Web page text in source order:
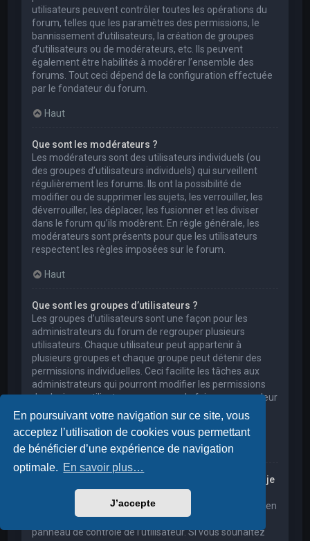
En poursuivant votre navigation sur ce site, vous
acceptez l’utilisation de cookies vous permettant
de bénéficier d’une expérience de navigation
optimale. En savoir plus…
J’accepte
utilisateurs peuvent contrôler toutes les opérations du
forum, telles que les paramètres des permissions, le
bannissement d’utilisateurs, la création de groupes
d’utilisateurs ou de modérateurs, etc. Ils peuvent
également être habilités à modérer l’ensemble des
forums. Tout ceci dépend de la configuration effectuée
par le fondateur du forum.
Haut
Que sont les modérateurs ?
Les modérateurs sont des utilisateurs individuels (ou
des groupes d’utilisateurs individuels) qui surveillent
régulièrement les forums. Ils ont la possibilité de
modifier ou de supprimer les sujets, les verrouiller, les
déverrouiller, les déplacer, les fusionner et les diviser
dans le forum qu’ils modèrent. En règle générale, les
modérateurs sont présents pour que les utilisateurs
respectent les règles imposées sur le forum.
Haut
Que sont les groupes d’utilisateurs ?
Les groupes d’utilisateurs sont une façon pour les
administrateurs du forum de regrouper plusieurs
utilisateurs. Chaque utilisateur peut appartenir à
plusieurs groupes et chaque groupe peut détenir des
permissions individuelles. Ceci facilite les tâches aux
administrateurs qui pourront modifier les permissions
de plusieurs utilisateurs en une seule fois, ou encore leur
accorder des pouvoirs de modération, ou bien leur
donner accès à un forum privé.
Haut
Où sont les groupes d’utilisateurs et comment puis-je
en rejoindre un ?
Vous pouvez consulter tous les groupes d’utilisateurs en
cliquant sur le lien « Groupes d’utilisateurs » depuis le
panneau de contrôle de l’utilisateur. Si vous souhaitez